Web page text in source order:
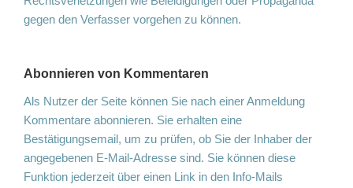
gegen den Verfasser vorgehen zu können.
Abonnieren von Kommentaren
Als Nutzer der Seite können Sie nach einer Anmeldung
Kommentare abonnieren. Sie erhalten eine
Bestätigungsemail, um zu prüfen, ob Sie der Inhaber der
angegebenen E-Mail-Adresse sind. Sie können diese
Funktion jederzeit über einen Link in den Info-Mails